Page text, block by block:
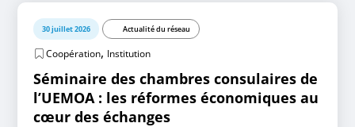
30 juillet 2026 Actualité du réseau
Coopération, Institution
Séminaire des chambres consulaires de
l’UEMOA : les réformes économiques au
cœur des échanges